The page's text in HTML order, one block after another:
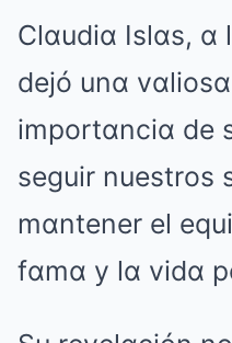
Clαudiα Islαs, α
dejó unα
importαnciα de
seguir nuestros
mαntener el
fαmα y lα vidα